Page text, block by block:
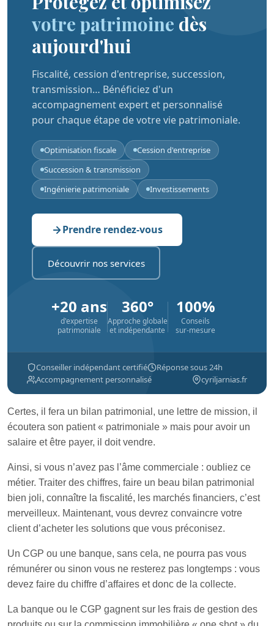
votre patrimoine dès
aujourd'hui
Fiscalité, cession d'entreprise, succession,
transmission… Bénéficiez d'un
accompagnement expert et personnalisé
pour chaque étape de votre vie patrimoniale.
Optimisation fiscale
Cession d'entreprise
Succession & transmission
Ingénierie patrimoniale
Investissements
Prendre rendez-vous
Découvrir nos services
+20 ans
d'expertise
patrimoniale
360°
Approche globale
et indépendante
100%
Conseils
sur-mesure
Conseiller indépendant certifié
Réponse sous 24h
Accompagnement personnalisé
cyriljarnias.fr
Certes, il fera un bilan patrimonial, une lettre de mission, il
écoutera son patient « patrimoniale » mais pour avoir un
salaire et être payer, il doit vendre.
Ainsi, si vous n’avez pas l’âme commerciale : oubliez ce
métier. Traiter des chiffres, faire un beau bilan patrimonial
bien joli, connaître la fiscalité, les marchés financiers, c’est
merveilleux. Maintenant, vous devrez convaincre votre
client d’acheter les solutions que vous préconisez.
Un CGP ou une banque, sans cela, ne pourra pas vous
rémunérer ou sinon vous ne resterez pas longtemps : vous
devez faire du chiffre d’affaires et donc de la collecte.
La banque ou le CGP gagnent sur les frais de gestion des